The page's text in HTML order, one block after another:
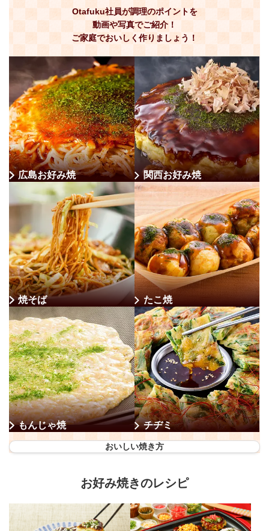
Otafuku社員が調理のポイントを
動画や写真でご紹介！
ご家庭でおいしく作りましょう！
広島お好み焼 関西お好み焼
焼そば たこ焼
もんじゃ焼 チヂミ
おいしい焼き方
お好み焼きのレシピ